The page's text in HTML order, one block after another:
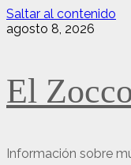
Saltar al contenido
agosto 8, 2026
El
Información sobre